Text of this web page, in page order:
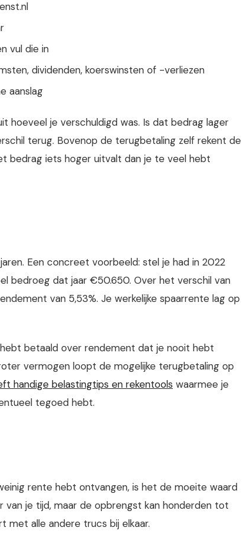
vul die in
dividenden, koerswinsten of -verliezen
aanslag
hoeveel je verschuldigd was. Is dat bedrag lager
terug. Bovenop de terugbetaling zelf rekent de
bedrag iets hoger uitvalt dan je te veel hebt
Een concreet voorbeeld: stel je had in 2022
bedroeg dat jaar €50.650. Over het verschil van
van 5,53%. Je werkelijke spaarrente lag op
betaald over rendement dat je nooit hebt
vermogen loopt de mogelijke terugbetaling op
handige belastingtips en rekentools waarmee je
tegoed hebt.
rente hebt ontvangen, is het de moeite waard
je tijd, maar de opbrengst kan honderden tot
met alle andere trucs bij elkaar.